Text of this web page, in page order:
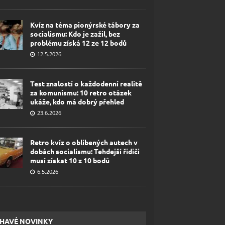
Kvíz na téma pionýrské tábory za
socialismu: Kdo je zažil, bez
problému získá 12 ze 12 bodů
12.5.2026
Test znalostí o každodenní realitě
za komunismu: 10 retro otázek
ukáže, kdo má dobrý přehled
23.6.2026
Retro kvíz o oblíbených autech v
dobách socialismu: Tehdejší řidiči
musí získat 10 z 10 bodů
6.5.2026
NOVINKY